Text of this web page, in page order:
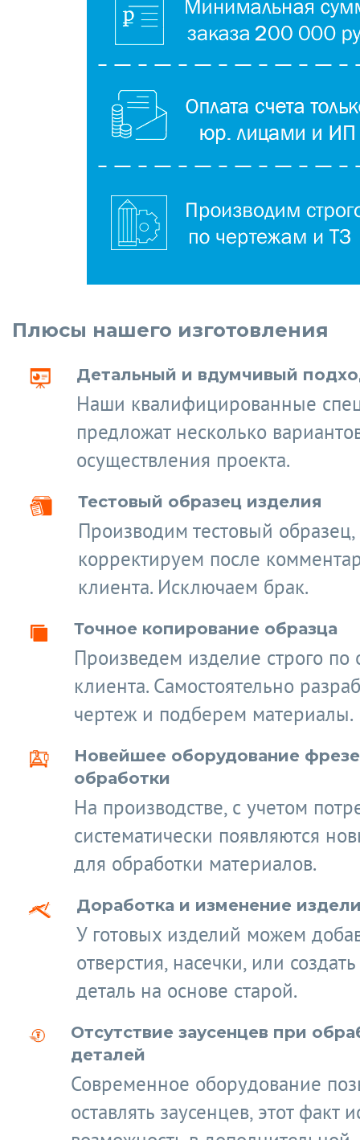
Плюсы нашего изготовления
Детальный и вдумчивый
Наши квалифицированные
предложат несколько
осуществления проекта.
Тестовый образец изделия
Производим тестовый образец,
корректируем после
клиента. Исключаем брак.
Точное копирование образца
Произведем изделие строго по
клиента. Самостоятельно
чертеж и подберем материалы.
Новейшее оборудование
обработки
На производстве, с учетом
систематически появляются
для обработки материалов.
Доработка и изменение
У готовых изделий можем
отверстия, насечки, или
деталь на основе старой.
Отсутствие заусенцев при
деталей
Современное оборудование
оставлять заусенцев, этот факт